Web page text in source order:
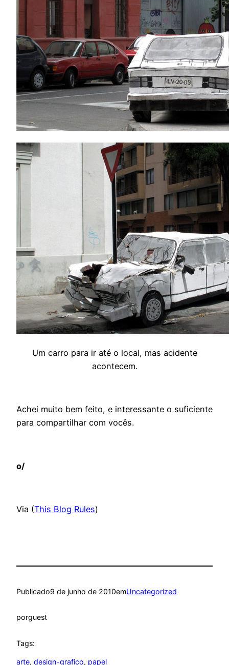
Um carro para ir até o local, mas acidente
acontecem.
Achei muito bem feito, e interessante o suficiente
para compartilhar com vocês.
o/
Via (This Blog Rules)
Publicado9 de junho de 2010emUncategorized
porguest
Tags:
arte, design-grafico, papel